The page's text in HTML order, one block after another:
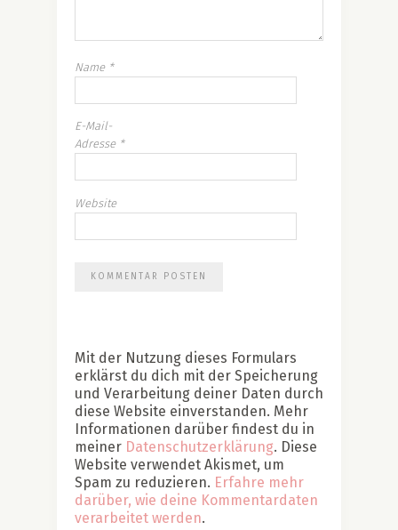
Name *
E-Mail-
Adresse *
Website
Mit der Nutzung dieses Formulars
erklärst du dich mit der Speicherung
und Verarbeitung deiner Daten durch
diese Website einverstanden. Mehr
Informationen darüber findest du in
meiner Datenschutzerklärung. Diese
Website verwendet Akismet, um
Spam zu reduzieren. Erfahre mehr
darüber, wie deine Kommentardaten
verarbeitet werden.